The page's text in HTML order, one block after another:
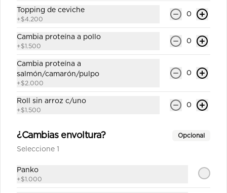
California shake número 8
Roll`s con arroz por fuera 8 corte
cubierto en sésamo relleno salmón ,
queso crema y palta (incluye una
California surimi 9
Roll`s con arroz por fuera 8 corte
una salsa soya y un palito).
Topping de ceviche
+$4.200
0
Cambia proteína a pollo
+$1.500
0
Cambia proteína a
salmón/camarón/pulpo
+$2.000
0
Roll sin arroz c/uno
+$1.500
0
¿Cambias envoltura? Opcional
Seleccione 1
Panko
+$1.000